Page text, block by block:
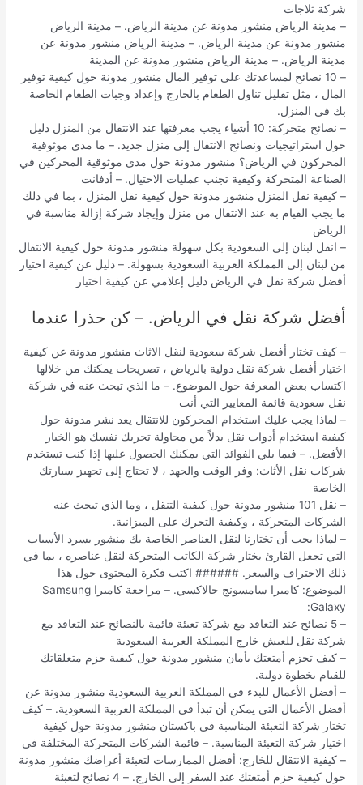
شركة ثلاجات
– مدينة الرياض منشور مدونة عن مدينة الرياض. – مدينة الرياض
منشور مدونة عن مدينة الرياض. – مدينة الرياض منشور مدونة عن
مدينة الرياض. – مدينة الرياض منشور مدونة عن المدينة
– 10 نصائح لمساعدتك على توفير المال منشور مدونة حول كيفية توفير
المال ، مثل تقليل تناول الطعام بالخارج وإعداد وجبات الطعام الخاصة
بك في المنزل.
– نصائح متحركة: 10 أشياء يجب معرفتها عند الانتقال من المنزل دليل
حول استراتيجيات ونصائح الانتقال إلى منزل جديد. – ما مدى موثوقية
المحركون في الرياض؟ منشور مدونة حول مدى موثوقية المحركين في
الصناعة المتحركة وكيفية تجنب عمليات الاحتيال. – أدفانت
– كيفية نقل المنزل منشور مدونة حول كيفية نقل المنزل ، بما في ذلك
ما يجب القيام به عند الانتقال من منزل وإيجاد شركة إزالة مناسبة في
الرياض
– انقل لبنان إلى السعودية بكل سهولة منشور مدونة حول كيفية الانتقال
من لبنان إلى المملكة العربية السعودية بسهولة. – دليل عن كيفية اختيار
أفضل شركة نقل في الرياض دليل إعلامي عن كيفية اختيار
أفضل شركة نقل في الرياض. – كن حذرا عندما
– كيف تختار أفضل شركة سعودية لنقل الاثاث منشور مدونة عن كيفية
اختيار أفضل شركة نقل دولية بالرياض ، تصريحات يمكنك من خلالها
اكتساب بعض المعرفة حول الموضوع. – ما الذي تبحث عنه في شركة
نقل سعودية قائمة المعايير التي أنت
– لماذا يجب عليك استخدام المحركون للانتقال يعد نشر مدونة حول
كيفية استخدام أدوات نقل بدلاً من محاولة تحريك نفسك هو الخيار
الأفضل. – فيما يلي الفوائد التي يمكنك الحصول عليها إذا كنت تستخدم
شركات نقل الأثاث: وفر الوقت والجهد ، لا تحتاج إلى تجهيز سيارتك
الخاصة
– نقل 101 منشور مدونة حول كيفية التنقل ، وما الذي تبحث عنه
الشركات المتحركة ، وكيفية التحرك على الميزانية.
– لماذا يجب أن تختارنا لنقل العناصر الخاصة بك منشور يسرد الأسباب
التي تجعل القارئ يختار شركة الكاتب المتحركة لنقل عناصره ، بما في
ذلك الاحتراف والسعر. ###### اكتب فكرة المحتوى حول هذا
الموضوع: كاميرا سامسونج جالاكسي. – مراجعة كاميرا Samsung
Galaxy:
– 5 نصائح عند التعاقد مع شركة تعبئة قائمة بالنصائح عند التعاقد مع
شركة نقل للعيش خارج المملكة العربية السعودية
– كيف تحزم أمتعتك بأمان منشور مدونة حول كيفية حزم متعلقاتك
للقيام بخطوة دولية.
– أفضل الأعمال للبدء في المملكة العربية السعودية منشور مدونة عن
أفضل الأعمال التي يمكن أن تبدأ في المملكة العربية السعودية. – كيف
تختار شركة التعبئة المناسبة في باكستان منشور مدونة حول كيفية
اختيار شركة التعبئة المناسبة. – قائمة الشركات المتحركة المختلفة في
– كيفية الانتقال للخارج: أفضل الممارسات لتعبئة أغراضك منشور مدونة
حول كيفية حزم أمتعتك عند السفر إلى الخارج. – 4 نصائح لتعبئة